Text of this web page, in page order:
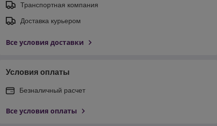
Транспортная компания
Доставка курьером
Все условия доставки
Условия оплаты
Безналичный расчет
Все условия оплаты